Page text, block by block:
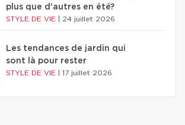
plus que d'autres en été?
STYLE DE VIE 24 juillet 2026
Les tendances de jardin qui
sont là pour rester
STYLE DE VIE 17 juillet 2026